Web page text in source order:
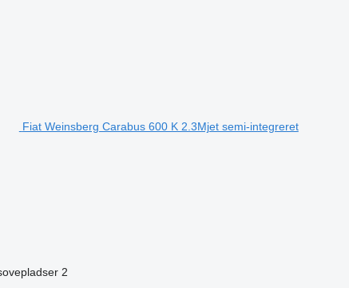
Fiat Weinsberg Carabus 600 K 2.3Mjet semi-integreret
2